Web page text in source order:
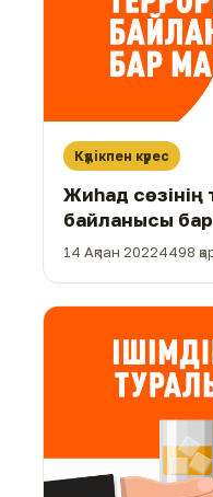
Күдікпен күрес
Жиһад
байланысы
14 Ақпан 20224498